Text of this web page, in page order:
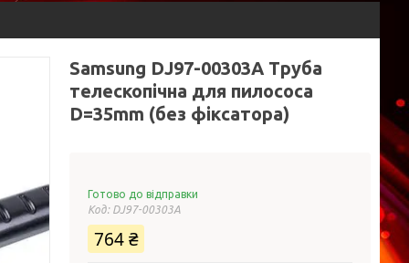
Samsung DJ97-00303A Труба
телескопічна для пилососа
D=35mm (без фіксатора)
Готово до відправки
Код: DJ97-00303A
764 ₴